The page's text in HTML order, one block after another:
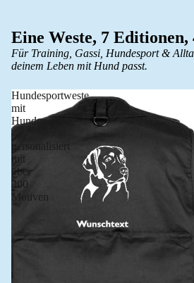
Eine Weste, 7 Editionen,
Für Training, Gassi, Hundesport &
deinem Leben mit Hund passt.
Hundesportweste
mit
Hunderasse
–
personalisiert
mit
über
300
Motiven